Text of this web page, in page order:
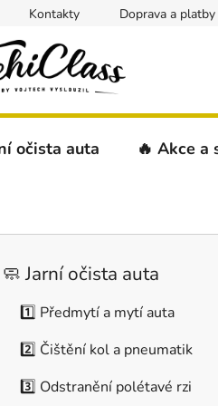
Kontakty Doprava a platby
očista auta 🔥 Akce a
🧼 Jarní očista auta
1️⃣ Předmytí a mytí auta
2️⃣ Čištění kol a pneumatik
3️⃣ Odstranění polétavé rzi